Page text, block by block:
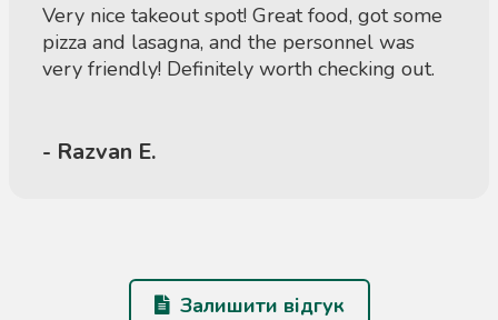
Very nice takeout spot! Great food, got some
pizza and lasagna, and the personnel was
very friendly! Definitely worth checking out.
- Razvan E.
Залишити відгук